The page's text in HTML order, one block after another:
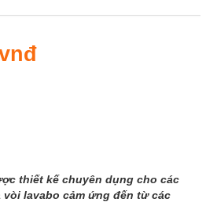
thiết kế chuyên dụng cho các
lavabo cảm ứng đến từ các